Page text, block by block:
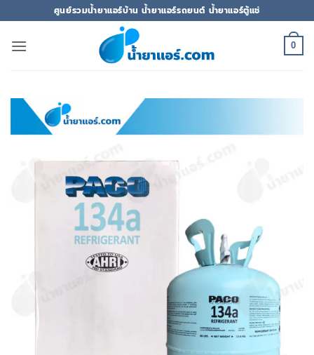
ไป
ยัง
ศูนย์รวมน้ำยาแอร์บ้าน น้ำยาแอร์รถยนต์ น้ำยาแอร์ตู้แช่
0